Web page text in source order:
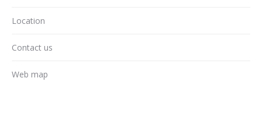
Location
Contact us
Web map